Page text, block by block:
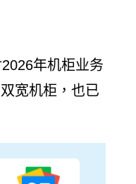
年机柜业务
宽机柜，也已